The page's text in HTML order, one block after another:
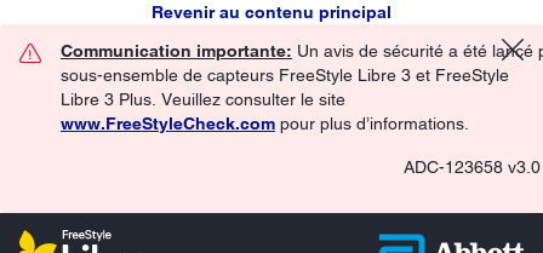
Revenir au contenu principal
Communication importante: Un avis de sécurité a été lancé
sous-ensemble de capteurs FreeStyle Libre 3 et FreeStyle
Libre 3 Plus. Veuillez consulter le site
www.FreeStyleCheck.com pour plus d’informations.
ADC-123658 v3.0